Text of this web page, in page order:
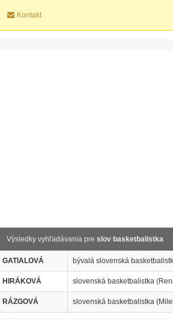
Kontakt
Výsledky vyhľadávania pre slov basketbalistka
GATIALOVÁ bývalá slovenská
HIRÁKOVÁ slovenská basketbalistka
RÁZGOVÁ slovenská basketbalistka